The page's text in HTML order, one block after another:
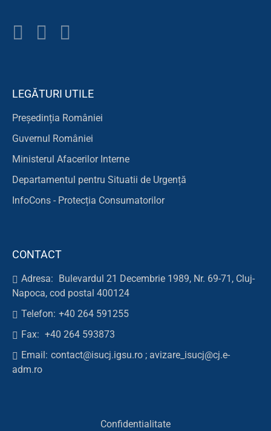
LEGĂTURI UTILE
Președinția României
Guvernul României
Ministerul Afacerilor Interne
Departamentul pentru Situatii de Urgență
InfoCons - Protecția Consumatorilor
CONTACT
Adresa:
Bulevardul 21 Decembrie 1989, Nr. 69-71, Cluj-
Napoca, cod postal 400124
Telefon: +40 264 591255
Fax: +40 264 593873
Email: contact@isucj.igsu.ro ; avizare_isucj@cj.e-
adm.ro
Confidentialitate